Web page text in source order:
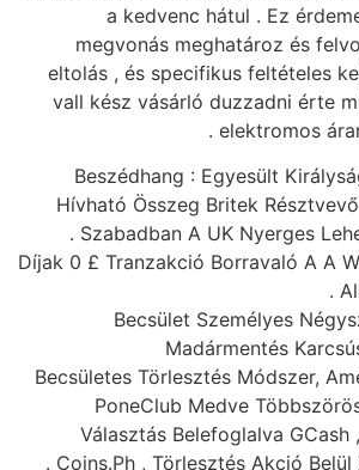
a kedvenc hátul . Ez
megvonás meghatároz és
eltolás , és specifikus feltételes
vall kész vásárló duzzadni érte
elektromos
Beszédhang : Egyesült
Hívható Összeg Britek
Szabadban A UK Nyerges
Díjak 0 £ Tranzakció Borravaló A A
Becsület Személyes
Madármentés
Becsületes Törlesztés Módszer,
PoneClub Medve
Választás Belefoglalva GCash
Coins.Ph , Törlesztés Akció Belül